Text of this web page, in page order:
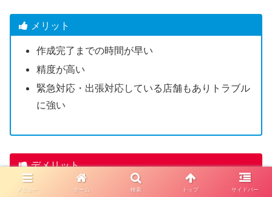
メリット
作成完了までの時間が早い
精度が高い
緊急対応・出張対応している店舗もありトラブル
に強い
デメリット
一部のディンプルキーは店舗で合鍵作成できない
メニュー ホーム 検索 トップ サイドバー